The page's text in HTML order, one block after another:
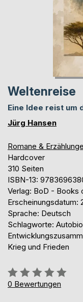
Weltenreise
Eine Idee reist um
Jürg Hansen
Romane &
Hardcover
310 Seiten
ISBN-13:
Verlag: BoD - Books
Erscheinungsdatum:
Sprache: Deutsch
Schlagworte:
Krieg und Frieden
Bewertung::
0%
0 Bewertungen